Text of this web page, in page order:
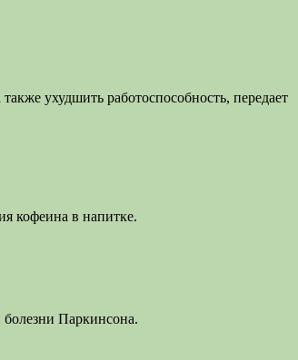
ухудшить работоспособность, передает
кофеина в напитке.
болезни Паркинсона.